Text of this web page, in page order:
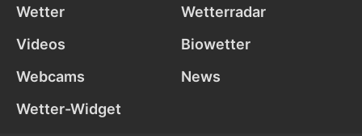
Wetter
Wetterradar
Videos
Biowetter
Webcams
News
Wetter-Widget